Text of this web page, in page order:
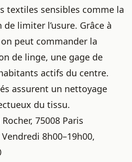
textiles sensibles comme la
limiter l’usure. Grâce à
peut commander la
de linge, une gage de
actifs du centre.
assurent un nettoyage
du tissu.
75008 Paris
8h00–19h00,